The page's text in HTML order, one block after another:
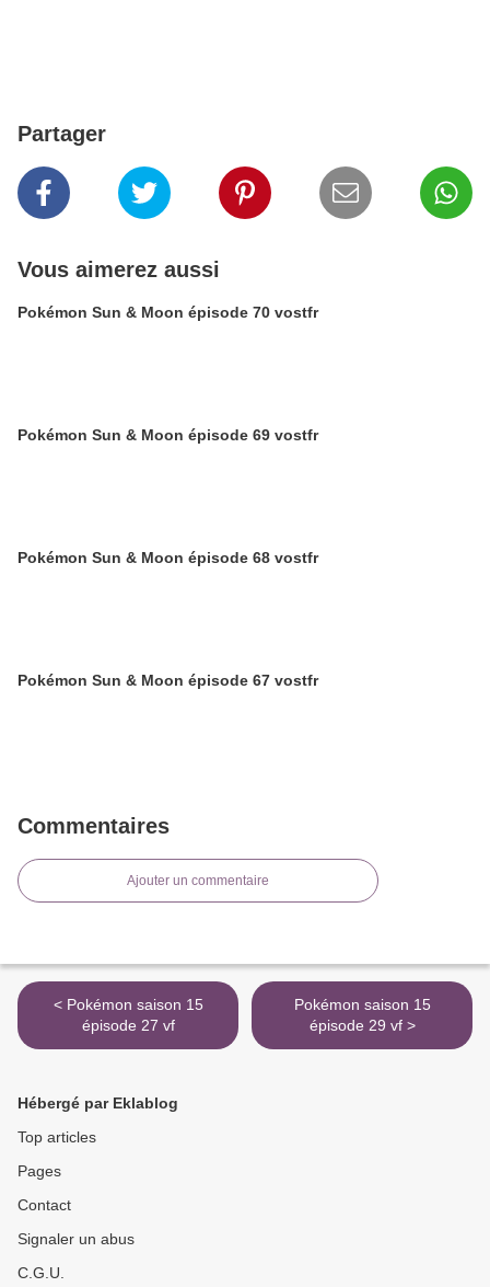
Partager
Vous aimerez aussi
Pokémon Sun & Moon épisode 70 vostfr
Pokémon Sun & Moon épisode 69 vostfr
Pokémon Sun & Moon épisode 68 vostfr
Pokémon Sun & Moon épisode 67 vostfr
Commentaires
Ajouter un commentaire
< Pokémon saison 15
épisode 27 vf
Pokémon saison 15
épisode 29 vf >
Hébergé par Eklablog
Top articles
Pages
Contact
Signaler un abus
C.G.U.